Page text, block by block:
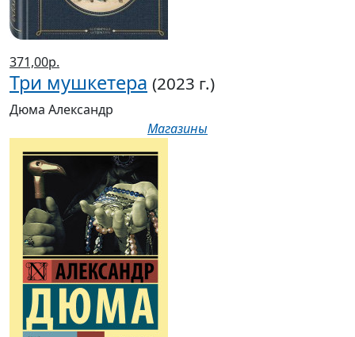
371,00р.
Три мушкетера (2023 г.)
Дюма Александр
Магазины